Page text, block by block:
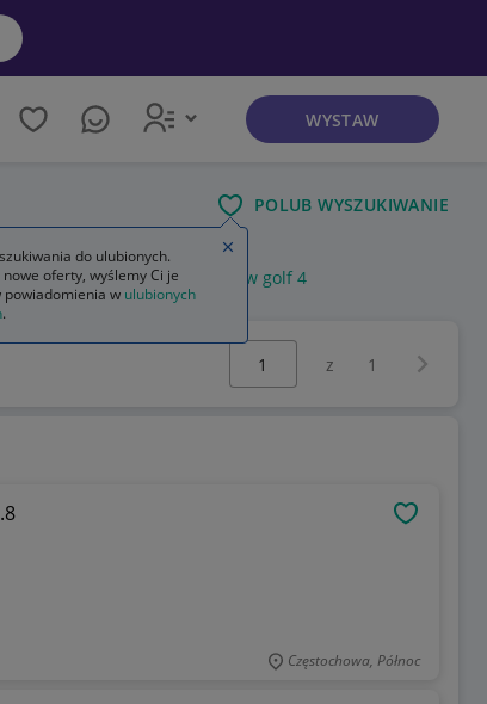
WYSTAW
POLUB WYSZUKIWANIE
skrzynka bezpieczników golf 4
Wybierz stronę:
z 1
Częstochowa, Północ
do ulubionych.
oferty, wyślemy Ci je
powiadomienia w ulubionych
.
Zamknij wskazówkę